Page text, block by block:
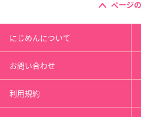
ページ
にじめんについて
お問い合わせ
利用規約